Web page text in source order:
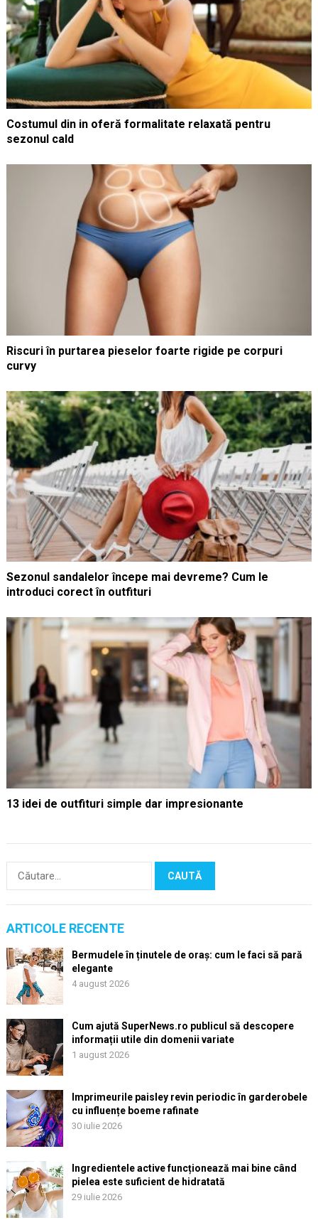
Costumul din in oferă formalitate relaxată pentru
sezonul cald
Riscuri în purtarea pieselor foarte rigide pe corpuri
curvy
Sezonul sandalelor începe mai devreme? Cum le
introduci corect în outfituri
13 idei de outfituri simple dar impresionante
Caută
ARTICOLE RECENTE
Bermudele în ținutele de oraș: cum le faci să pară
elegante
4 august 2026
Cum ajută SuperNews.ro publicul să descopere
informații utile din domenii variate
1 august 2026
Imprimeurile paisley revin periodic în garderobele
cu influențe boeme rafinate
30 iulie 2026
Ingredientele active funcționează mai bine când
pielea este suficient de hidratată
29 iulie 2026